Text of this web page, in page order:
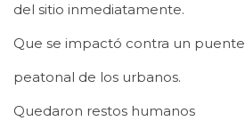
del sitio inmediatamente.
Que se impactó contra un puente
peatonal de los urbanos.
Quedaron restos humanos